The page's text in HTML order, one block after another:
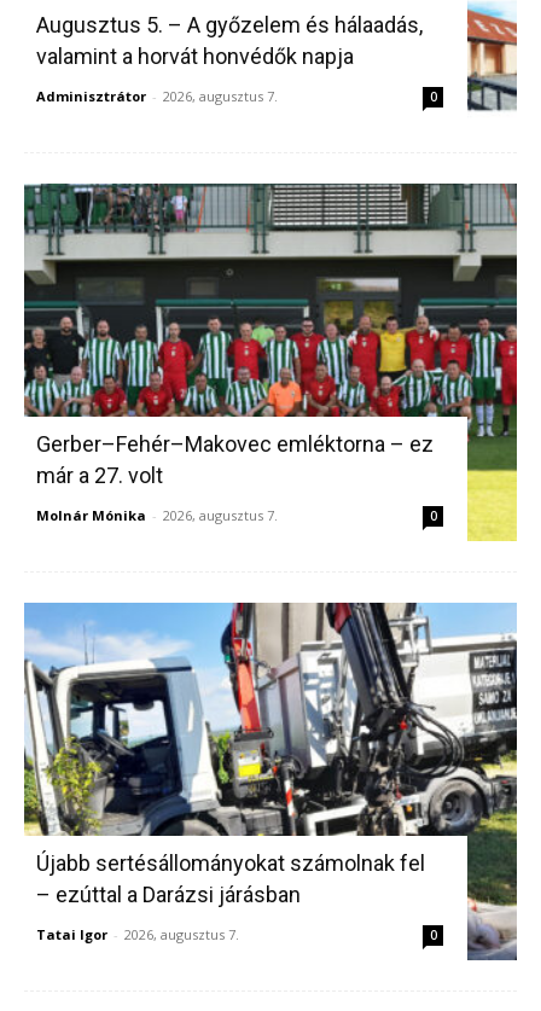
Augusztus 5. – A győzelem és hálaadás,
valamint a horvát honvédők napja
Adminisztrátor - 2026, augusztus 7. 0
Gerber–Fehér–Makovec emléktorna – ez
már a 27. volt
Molnár Mónika - 2026, augusztus 7. 0
Újabb sertésállományokat számolnak fel
– ezúttal a Darázsi járásban
Tatai Igor - 2026, augusztus 7. 0